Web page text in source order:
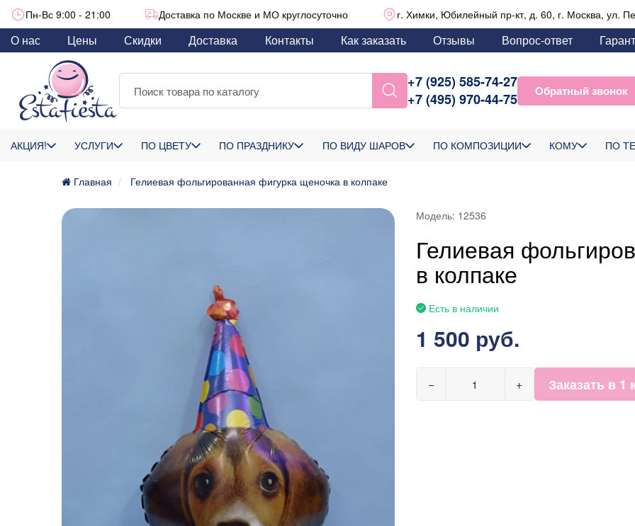
Пн-Вс 9:00 - 21:00 Доставка по Москве и МО круглосуточно г. Химки, Юбилейный пр-кт, д. 60, г. Москва, ул.
О нас Цены Скидки Доставка Контакты Как заказать Отзывы Вопрос-ответ
+7 (925) 585-74-27
+7 (495) 970-44-75
Обратный звонок
АКЦИЯ! УСЛУГИ ПО ЦВЕТУ ПО ПРАЗДНИКУ ПО ВИДУ ШАРОВ ПО КОМПОЗИЦИИ КОМУ ПО
Главная Гелиевая фольгированная фигурка щеночка в колпаке
Модель: 12536
Гелиевая
в колпаке
Есть в наличии
1 500 руб.
− + Заказать в 1